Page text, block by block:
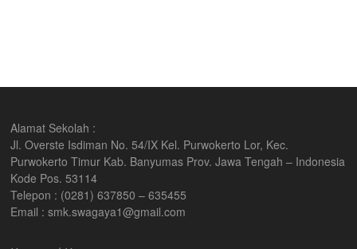
Alamat Sekolah :
Jl. Overste Isdiman No. 54/IX Kel. Purwokerto Lor, Kec.
Purwokerto Timur Kab. Banyumas Prov. Jawa Tengah – Indonesia
Kode Pos. 53114
Telepon : (0281) 637850 – 635455
Email : smk.swagaya1@gmail.com